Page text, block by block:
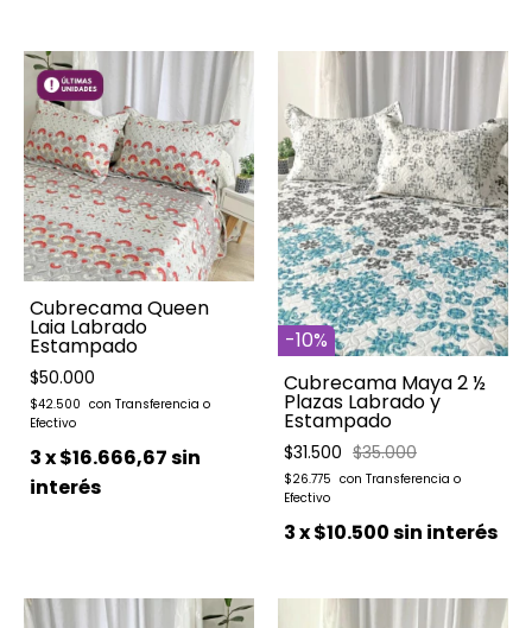
Cubrecama Queen
Laia Labrado
Estampado
$50.000
$42.500
3x$16.666,67sin
interés
-10%
Cubrecama Maya 2 ½
Plazas Labrado y
Estampado
$31.500 $35.000
$26.775
3x$10.500sin interés